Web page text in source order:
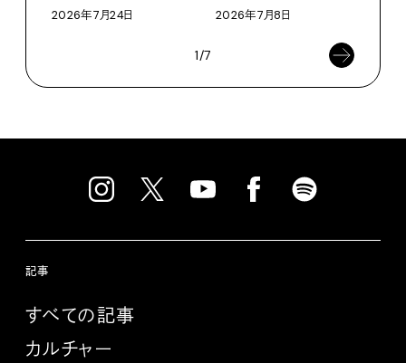
2026年7月24日
2026年7月8日
1/7
記事
すべての記事
カルチャー